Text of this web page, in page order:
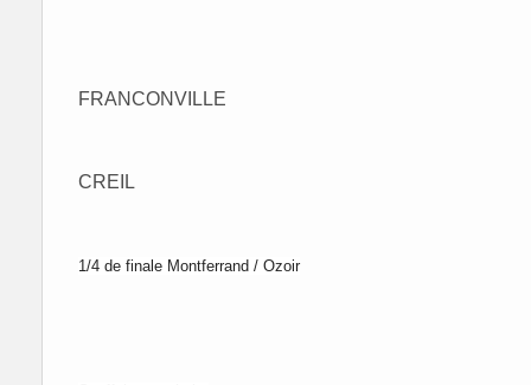
FRANCONVILLE
CREIL
1/4 de finale Montferrand / Ozoir